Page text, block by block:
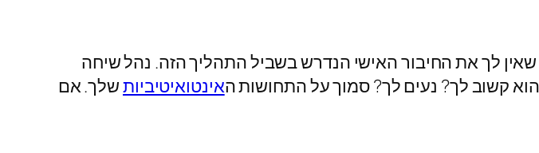
לך את החיבור האישי הנדרש בשביל התהליך הזה. נהל שיחה
קשוב לך? נעים לך? סמוך על התחושות האינטואיטיביותשלך. אם